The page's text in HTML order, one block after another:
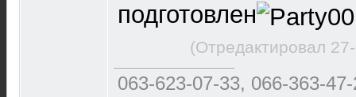
подготовлен
(Отредактировал
063-623-07-33, 066-363-